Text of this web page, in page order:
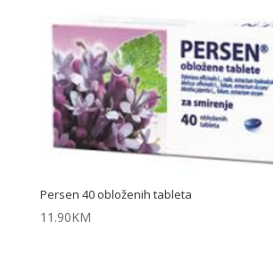
Persen 40 obloženih tableta
11.90KM